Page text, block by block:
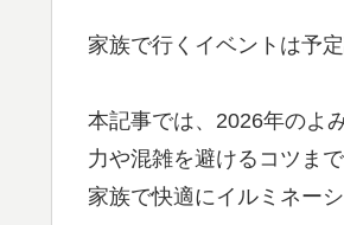
家族で行くイベントは予
本記事では、2026年のよ
力や混雑を避けるコツま
家族で快適にイルミネー